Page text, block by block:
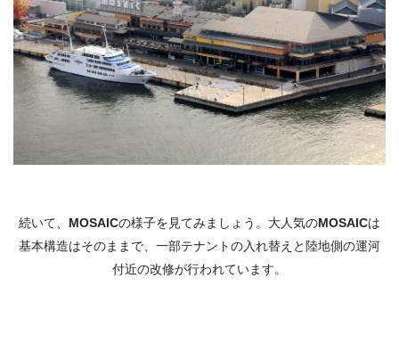
続いて、 MOSAICの様子を見てみましょう。大人気のMOSAICは
基本構造はそのままで、一部テナントの入れ替えと陸地側の運河
付近の改修が行われています。